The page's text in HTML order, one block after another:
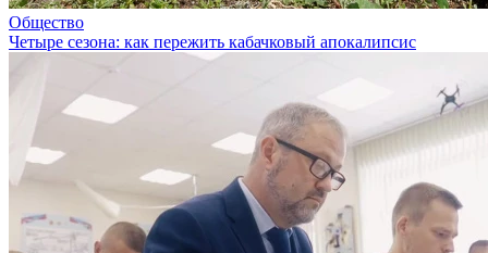
Общество
Четыре сезона: как пережить кабачковый апокалипсис